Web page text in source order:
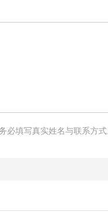
必填写真实姓名与联系方式